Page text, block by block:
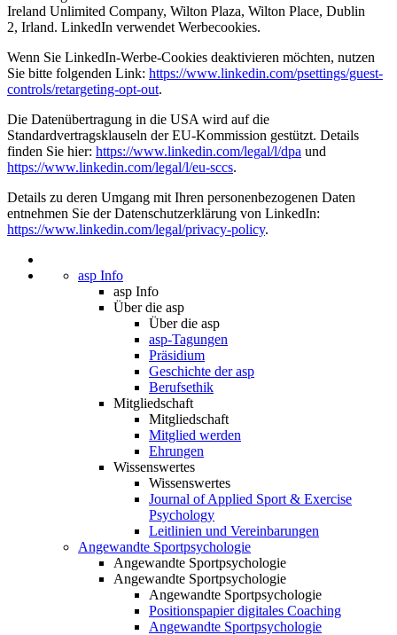
Ireland Unlimited Company, Wilton Plaza, Wilton Place, Dublin
2, Irland. LinkedIn verwendet Werbecookies.
Wenn Sie LinkedIn-Werbe-Cookies deaktivieren möchten, nutzen
Sie bitte folgenden Link: https://www.linkedin.com/psettings/guest-
controls/retargeting-opt-out.
Die Datenübertragung in die USA wird auf die
Standardvertragsklauseln der EU-Kommission gestützt. Details
finden Sie hier: https://www.linkedin.com/legal/l/dpa und
https://www.linkedin.com/legal/l/eu-sccs.
Details zu deren Umgang mit Ihren personenbezogenen Daten
entnehmen Sie der Datenschutzerklärung von LinkedIn:
https://www.linkedin.com/legal/privacy-policy.
asp Info
asp Info
Über die asp
Über die asp
asp-Tagungen
Präsidium
Geschichte der asp
Berufsethik
Mitgliedschaft
Mitgliedschaft
Mitglied werden
Ehrungen
Wissenswertes
Wissenswertes
Journal of Applied Sport & Exercise
Psychology
Leitlinien und Vereinbarungen
Angewandte Sportpsychologie
Angewandte Sportpsychologie
Angewandte Sportpsychologie
Angewandte Sportpsychologie
Positionspapier digitales Coaching
Angewandte Sportpsychologie